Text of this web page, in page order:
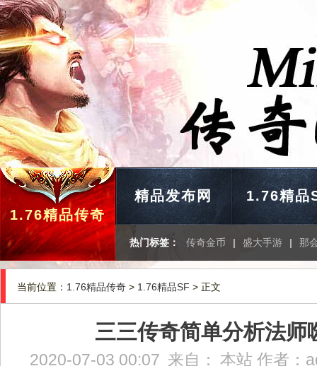
1.76精品传奇
精品发布网 1.76精品
热门标签： 传奇金币 | 盛大手游 | 那
当前位置： 1.76精品传奇 > 1.76精品SF > 正文
三三传奇简单分析法师
2020-07-03 00:07 来自： 本站 作者：